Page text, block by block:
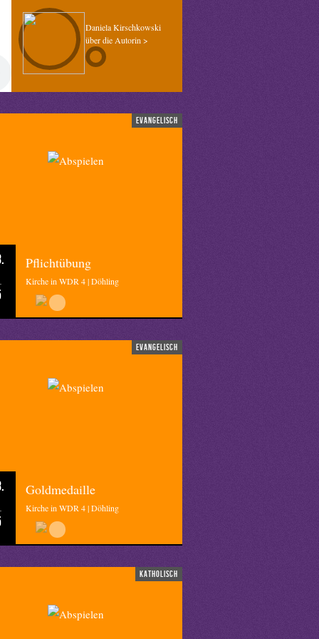
Daniela Kirschkowski
über die Autorin >
evangelisch
Pflichtübung
Kirche in WDR 4 | Döhling
evangelisch
Goldmedaille
Kirche in WDR 4 | Döhling
katholisch